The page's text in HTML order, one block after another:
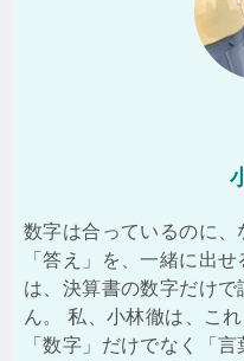
数字は合っているのに
「答え」を、一緒に出
は、決算書の数字だけ
ん。 私、小林徹は、こ
「数字」だけでなく「